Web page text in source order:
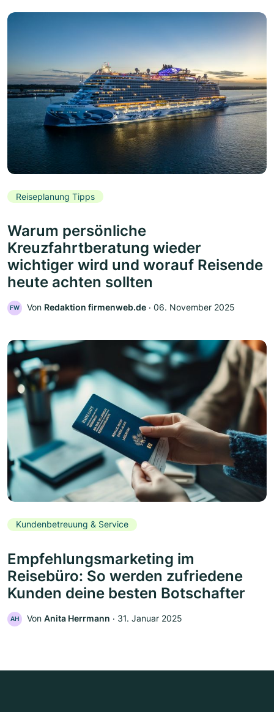
Reiseplanung Tipps
Warum persönliche
Kreuzfahrtberatung wieder
wichtiger wird und worauf Reisende
heute achten sollten
FW Von Redaktion firmenweb.de ‧ 06. November 2025
Kundenbetreuung & Service
Empfehlungsmarketing im
Reisebüro: So werden zufriedene
Kunden deine besten Botschafter
AH Von Anita Herrmann ‧ 31. Januar 2025